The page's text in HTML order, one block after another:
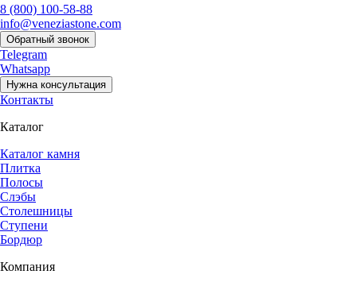
8 (800) 100-58-88
info@veneziastone.com
Обратный звонок
Telegram
Whatsapp
Нужна консультация
Контакты
Каталог
Каталог камня
Плитка
Полосы
Слэбы
Столешницы
Ступени
Бордюр
Компания